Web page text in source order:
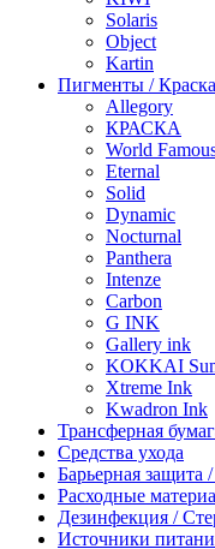
Solaris
Object
Kartin
Пигменты / Краска
Allegory
КРАСКА
World
Eternal
Solid
Dynamic
Nocturnal
Panthera
Intenze
Carbon
G INK
Gallery ink
KOKKAI
Xtreme Ink
Kwadron Ink
Трансферная
Средства ухода
Барьерная защита
Расходные
Дезинфекция /
Источники